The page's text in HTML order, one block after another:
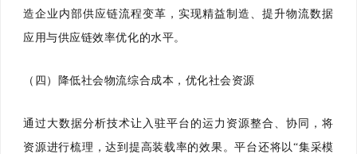
造企业内部供应链流程变革，实现精益制造、提升物流数据
应用与供应链效率优化的水平。
（四）降低社会物流综合成本，优化社会资源
通过大数据分析技术让入驻平台的运力资源整合、协同，将
资源进行梳理，达到提高装载率的效果。平台还将以“集采模